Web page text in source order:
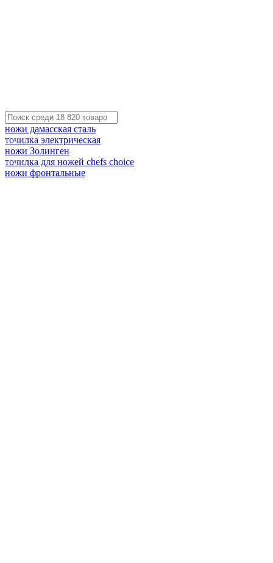
ножи дамасская сталь
точилка электрическая
ножи Золинген
точилка для ножей chefs choice
ножи фронтальные